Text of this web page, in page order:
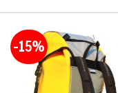
-15%